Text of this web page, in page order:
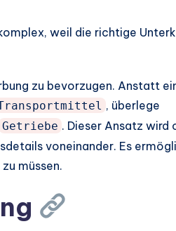
weil die richtige
zu bevorzugen. Anstatt
, überlege
Getriebe . Dieser Ansatz wird
voneinander. Es
müssen.